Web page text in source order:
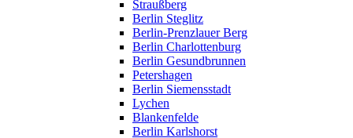
Straußberg
Berlin Steglitz
Berlin-Prenzlauer Berg
Berlin Charlottenburg
Berlin Gesundbrunnen
Petershagen
Berlin Siemensstadt
Lychen
Blankenfelde
Berlin Karlshorst